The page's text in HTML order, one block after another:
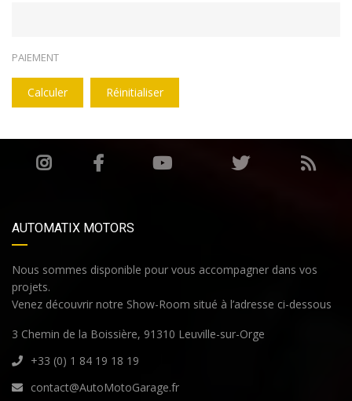
PAIEMENT
Calculer Réinitialiser
AUTOMATIX MOTORS
Nous sommes disponible pour vous accompagner dans vos
projets.
Venez découvrir notre Show-Room situé à l’adresse ci-dessous
3 Chemin de la Boissière, 91310 Leuville-sur-Orge
+33 (0) 1 84 19 18 19
contact@AutoMotoGarage.fr